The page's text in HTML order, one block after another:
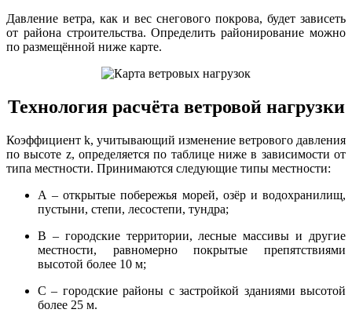
Давление ветра, как и вес снегового покрова, будет зависеть
от района строительства. Определить районирование можно
по размещённой ниже карте.
Технология расчёта ветровой нагрузки
Коэффициент k, учитывающий изменение ветрового давления
по высоте z, определяется по таблице ниже в зависимости от
типа местности. Принимаются следующие типы местности:
А – открытые побережья морей, озёр и водохранилищ,
пустыни, степи, лесостепи, тундра;
B – городские территории, лесные массивы и другие
местности, равномерно покрытые препятствиями
высотой более 10 м;
С – городские районы с застройкой зданиями высотой
более 25 м.